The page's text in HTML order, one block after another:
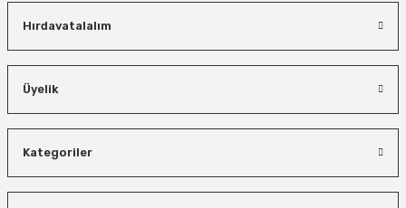
Hırdavatalalım
Üyelik
Kategoriler